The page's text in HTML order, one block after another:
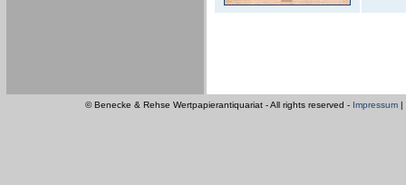
© Benecke & Rehse Wertpapierantiquariat - All rights reserved - Impressum |